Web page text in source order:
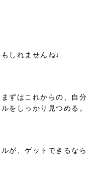
しれませんね♩
ずはこれからの、自分
をしっかり見つめる。
が、ゲットできるなら